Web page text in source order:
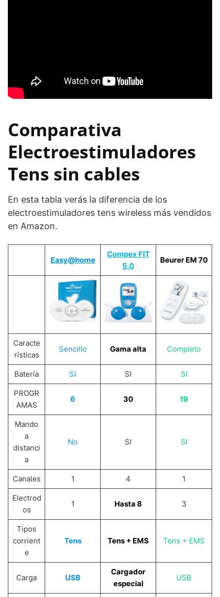
Comparativa
Electroestimuladores
Tens sin cables
En esta tabla verás la diferencia de los
electroestimuladores tens wireless más vendidos
en Amazon.
Easy@home
Compex FIT
5.0
Beurer EM 70
Caracte
rísticas
Sencillo Gama alta Completo
Batería SI SI SI
PROGR
AMAS
6 30 19
Mando
a
distanci
a
No SI SI
Canales 1 4 1
Electrod
os
1 Hasta 8 3
Tipos
corrient
e
Tens Tens + EMS Tens + EMS
Carga USB
Cargador
especial
USB